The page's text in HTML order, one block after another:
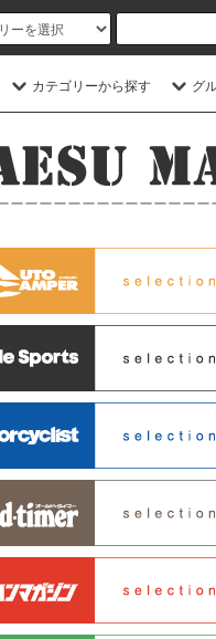
カテゴリーから探す グ